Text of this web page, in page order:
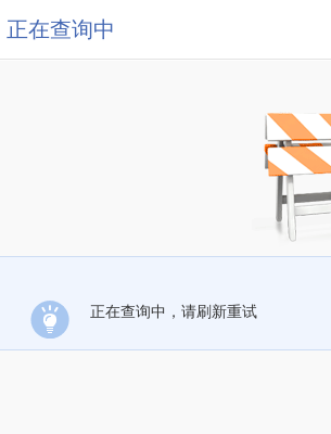
正在查询中
正在查询中，请刷新重试